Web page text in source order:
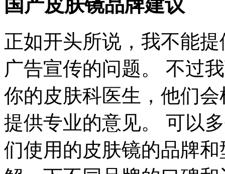
国产皮肤镜品牌建议
正如开头所说，我不能
广告宣传的问题。 不过
你的皮肤科医生，他们
提供专业的意见。 可以
们使用的皮肤镜的品牌